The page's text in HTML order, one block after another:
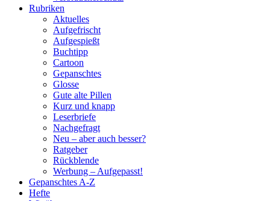
Rubriken
Aktuelles
Aufgefrischt
Aufgespießt
Buchtipp
Cartoon
Gepanschtes
Glosse
Gute alte Pillen
Kurz und knapp
Leserbriefe
Nachgefragt
Neu – aber auch besser?
Ratgeber
Rückblende
Werbung – Aufgepasst!
Gepanschtes A-Z
Hefte